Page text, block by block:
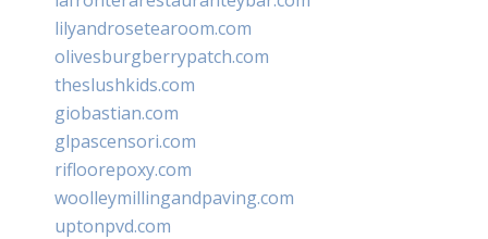
lilyandrosetearoom.com
olivesburgberrypatch.com
theslushkids.com
giobastian.com
glpascensori.com
rifloorepoxy.com
woolleymillingandpaving.com
uptonpvd.com